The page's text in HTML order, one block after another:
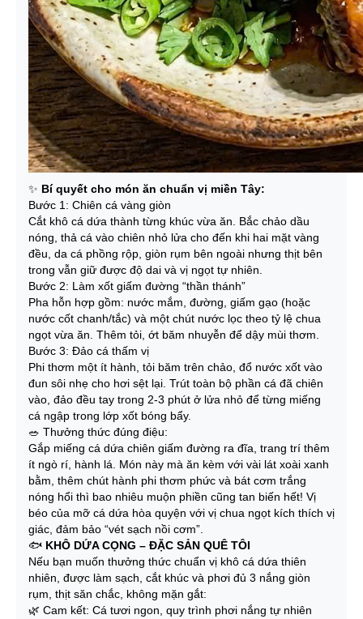
✨ Bí quyết cho món ăn chuẩn vị miền Tây:
Bước 1: Chiên cá vàng giòn
Cắt khô cá dứa thành từng khúc vừa ăn. Bắc chảo dầu
nóng, thả cá vào chiên nhỏ lửa cho đến khi hai mặt vàng
đều, da cá phồng rộp, giòn rụm bên ngoài nhưng thịt bên
trong vẫn giữ được độ dai và vị ngọt tự nhiên.
Bước 2: Làm xốt giấm đường “thần thánh”
Pha hỗn hợp gồm: nước mắm, đường, giấm gạo (hoặc
nước cốt chanh/tắc) và một chút nước lọc theo tỷ lệ chua
ngọt vừa ăn. Thêm tỏi, ớt băm nhuyễn để dậy mùi thơm.
Bước 3: Đảo cá thấm vị
Phi thơm một ít hành, tỏi băm trên chảo, đổ nước xốt vào
đun sôi nhẹ cho hơi sệt lại. Trút toàn bộ phần cá đã chiên
vào, đảo đều tay trong 2-3 phút ở lửa nhỏ để từng miếng
cá ngập trong lớp xốt bóng bẩy.
🥗 Thưởng thức đúng điệu:
Gắp miếng cá dứa chiên giấm đường ra đĩa, trang trí thêm
ít ngò rí, hành lá. Món này mà ăn kèm với vài lát xoài xanh
bằm, thêm chút hành phi thơm phức và bát cơm trắng
nóng hổi thì bao nhiêu muộn phiền cũng tan biến hết! Vị
béo của mỡ cá dứa hòa quyện với vị chua ngọt kích thích vị
giác, đảm bảo “vét sạch nồi cơm”.
🐟 KHÔ DỨA CỌNG – ĐẶC SẢN QUÊ TÔI
Nếu bạn muốn thưởng thức chuẩn vị khô cá dứa thiên
nhiên, được làm sạch, cắt khúc và phơi đủ 3 nắng giòn
rụm, thịt săn chắc, không mặn gắt:
🌿 Cam kết: Cá tươi ngon, quy trình phơi nắng tự nhiên